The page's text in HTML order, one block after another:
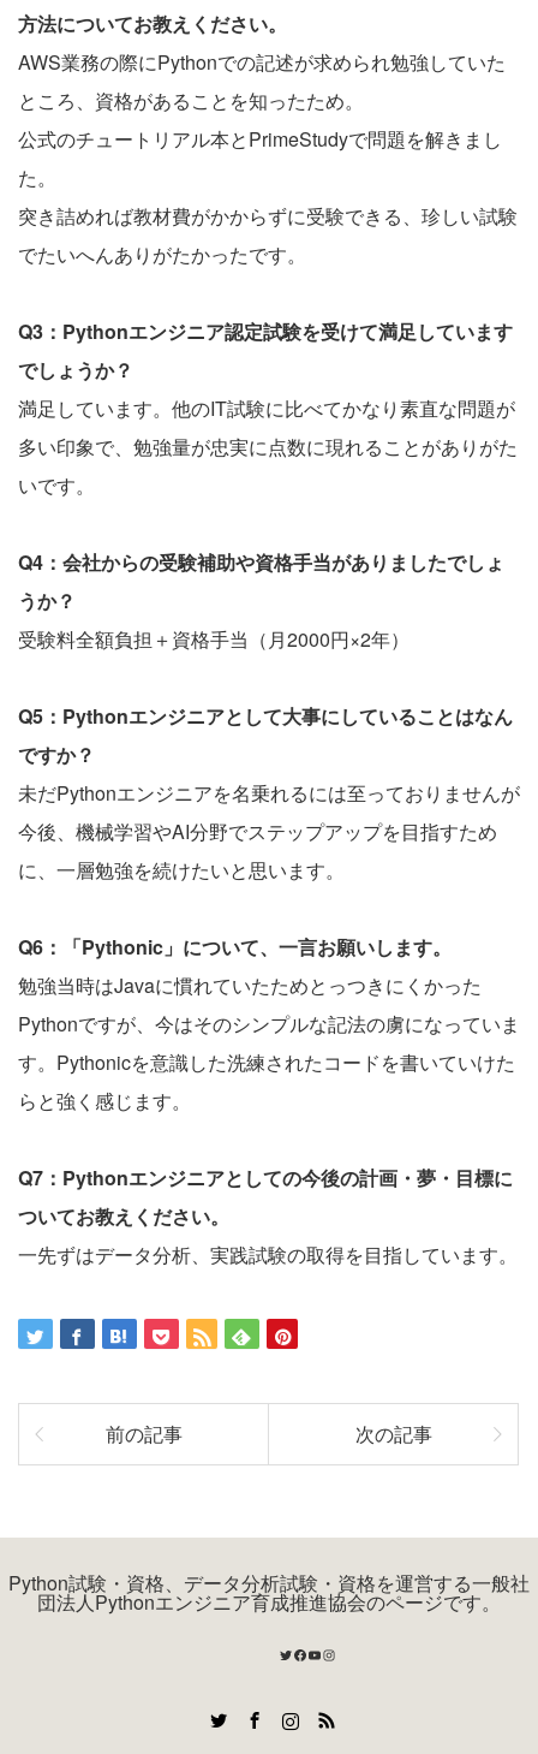
方法についてお教えください。
AWS業務の際にPythonでの記述が求められ勉強していた
ところ、資格があることを知ったため。
公式のチュートリアル本とPrimeStudyで問題を解きまし
た。
突き詰めれば教材費がかからずに受験できる、珍しい試験
でたいへんありがたかったです。
Q3：Pythonエンジニア認定試験を受けて満足しています
でしょうか？
満足しています。他のIT試験に比べてかなり素直な問題が
多い印象で、勉強量が忠実に点数に現れることがありがた
いです。
Q4：会社からの受験補助や資格手当がありましたでしょ
うか？
受験料全額負担＋資格手当（月2000円×2年）
Q5：Pythonエンジニアとして大事にしていることはなん
ですか？
未だPythonエンジニアを名乗れるには至っておりませんが
今後、機械学習やAI分野でステップアップを目指すため
に、一層勉強を続けたいと思います。
Q6：「Pythonic」について、一言お願いします。
勉強当時はJavaに慣れていたためとっつきにくかった
Pythonですが、今はそのシンプルな記法の虜になっていま
す。Pythonicを意識した洗練されたコードを書いていけた
らと強く感じます。
Q7：Pythonエンジニアとしての今後の計画・夢・目標に
ついてお教えください。
一先ずはデータ分析、実践試験の取得を目指しています。
前の記事 次の記事
Python試験・資格、データ分析試験・資格を運営する一般社
団法人Pythonエンジニア育成推進協会のページです。
Twitter
Facebook
YouTube
Instagram
RSS